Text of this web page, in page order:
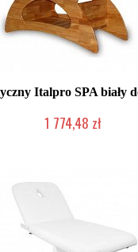
Italpro SPA biały
1 774,48 zł